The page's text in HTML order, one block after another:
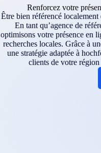
Renforcez votre
Être bien référencé
En tant qu’agence de
optimisons votre présence en
recherches locales. Grâce à
une stratégie adaptée à
clients de votre région